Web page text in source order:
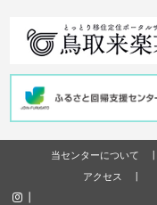
当センターについて
アクセス